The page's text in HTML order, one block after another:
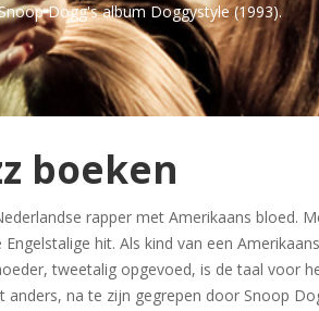
Dogg's album Doggystyle (1993).
boeken
rapper met Amerikaans bloed.
hit. Als kind van een
tweetalig opgevoed, is de taal voor
anders, na te zijn gegrepen door Snoop